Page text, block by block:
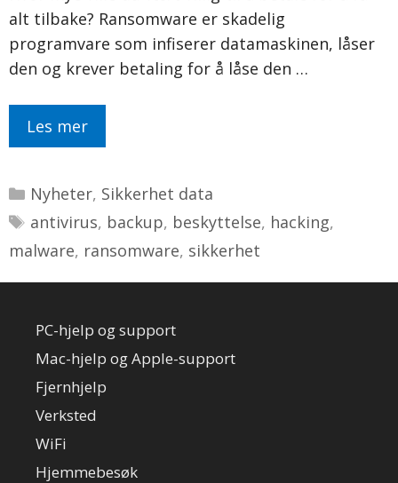
alt tilbake? Ransomware er skadelig
programvare som infiserer datamaskinen, låser
den og krever betaling for å låse den …
Les mer
Kategorier
Nyheter, Sikkerhet data
Stikkord
antivirus, backup, beskyttelse, hacking,
malware, ransomware, sikkerhet
PC-hjelp og support
Mac-hjelp og Apple-support
Fjernhjelp
Verksted
WiFi
Hjemmebesøk